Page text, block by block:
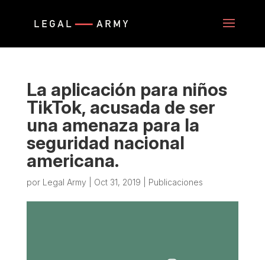
La aplicación para niños
TikTok, acusada de ser
una amenaza para la
seguridad nacional
americana.
por Legal Army Oct 31, 2019 Publicaciones